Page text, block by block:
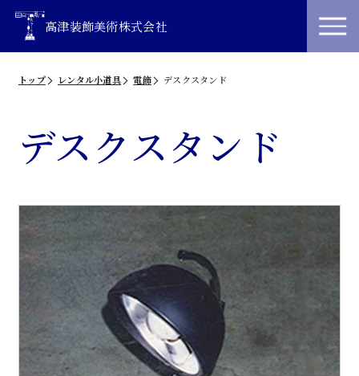
高津装飾美術株式会社
トップ レンタル小道具 電飾 デスクスタンド
デスクスタンド